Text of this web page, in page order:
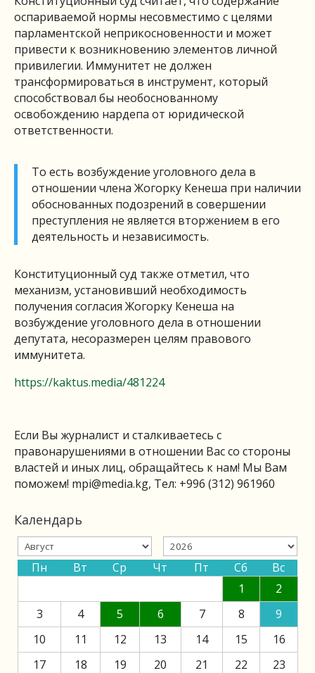
оспариваемой нормы несовместимо с целями
парламентской неприкосновенности и может
привести к возникновению элементов личной
привилегии. Иммунитет не должен
трансформироваться в инструмент, который
способствовал бы необоснованному
освобождению нардепа от юридической
ответственности.
То есть возбуждение уголовного дела в
отношении члена Жогорку Кенеша при наличии
обоснованных подозрений в совершении
преступления не является вторжением в его
деятельность и независимость.
Конституционный суд также отметил, что
механизм, установивший необходимость
получения согласия Жогорку Кенеша на
возбуждение уголовного дела в отношении
депутата, несоразмерен целям правового
иммунитета.
https://kaktus.media/481224
Если Вы журналист и сталкиваетесь с
правонарушениями в отношении Вас со стороны
властей и иных лиц, обращайтесь к нам! Мы Вам
поможем! mpi@media.kg, Тел: +996 (312) 961960
Календарь
Пн Вт Ср Чт Пт Сб
Вс
1
2
3
4 5 6 7 8
9
10
11 12 13 14 15
16
17
18 19 20 21 22
23